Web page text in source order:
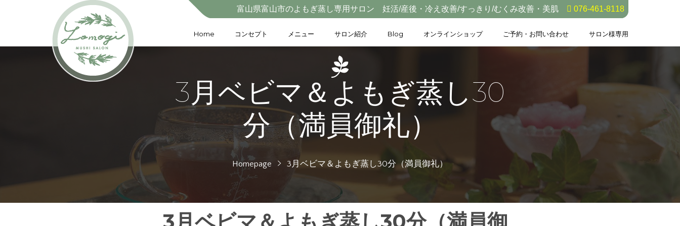
富山県富山市のよもぎ蒸し専用サロン 妊活/産後・冷え改善/すっきり/むくみ改善・美肌 076-461-8118
Home コンセプト メニュー サロン紹介 Blog オンラインショップ ご予約・お問い合わせ サロン様専用
3月ベビマ＆よもぎ蒸し30
分（満員御礼）
Homepage 3月ベビマ＆よもぎ蒸し30分（満員御礼）